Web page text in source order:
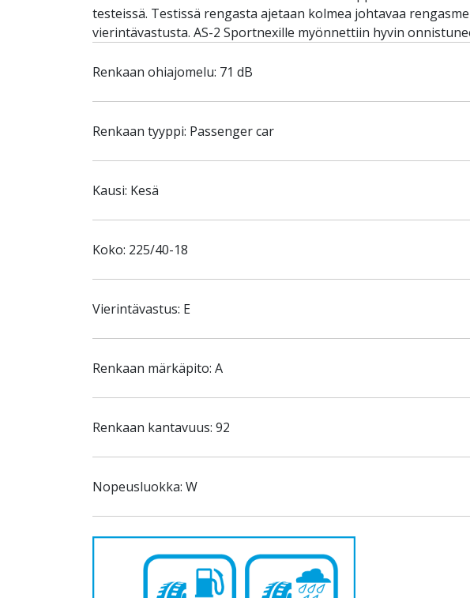
testeissä. Testissä rengasta ajetaan kolmea johtavaa
vierintävastusta. AS-2 Sportnexille myönnettiin hyvin
Renkaan ohiajomelu: 71 dB
Renkaan tyyppi: Passenger car
Kausi: Kesä
Koko: 225/40-18
Vierintävastus: E
Renkaan märkäpito: A
Renkaan kantavuus: 92
Nopeusluokka: W